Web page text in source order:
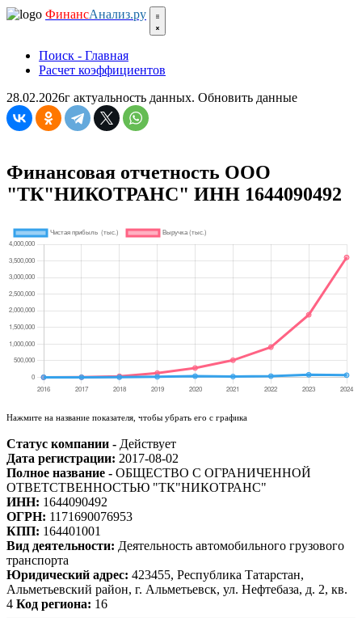
ФинансАнализ.ру
Поиск - Главная
Расчет коэффициентов
28.02.2026г актуальность данных. Обновить данные
Финансовая отчетность ООО
"ТК"НИКОТРАНС" ИНН 1644090492
Нажмите на название показателя, чтобы убрать его с графика
Статус компании - Действует
Дата регистрации: 2017-08-02
Полное название - ОБЩЕСТВО С ОГРАНИЧЕННОЙ
ОТВЕТСТВЕННОСТЬЮ "ТК"НИКОТРАНС"
ИНН: 1644090492
ОГРН: 1171690076953
КПП: 164401001
Вид деятельности: Деятельность автомобильного грузового
транспорта
Юридический адрес: 423455, Республика Татарстан,
Альметьевский район, г. Альметьевск, ул. Нефтебаза, д. 2, кв.
4 Код региона: 16